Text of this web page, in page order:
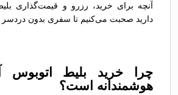
آنچه برای خرید، رزرو و قیمت‌گذاری
دارید صحبت می‌کنیم تا سفری بدون دردسر
چرا خرید بلیط اتوبوس
هوشمندانه است؟